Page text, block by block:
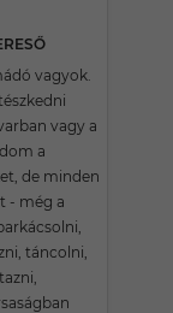
vagyok.
vagy a
a
de minden
- még a
táncolni,